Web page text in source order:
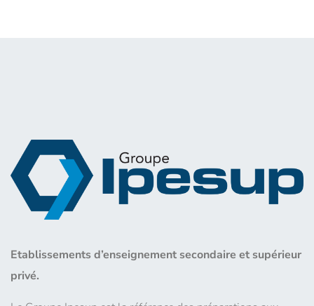
Etablissements d’enseignement secondaire et supérieur
privé.